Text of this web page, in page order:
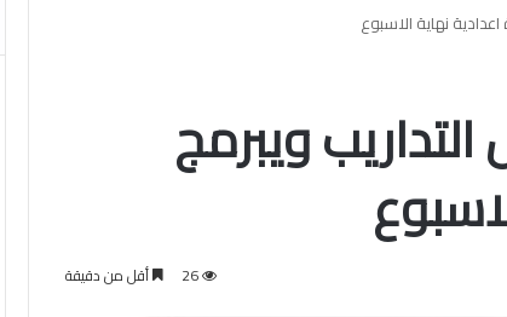
نهاية الاسبوع
ويبرمج
26 أقل من دقيقة